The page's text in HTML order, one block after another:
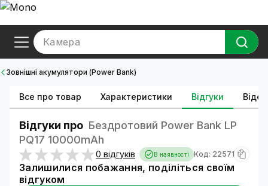
Камера
Зовнішні акумулятори (Power Bank)
Все про товар Характеристики Відгуки Відео
Відгуки про Бездротовий Power Bank LP
PQ17 10000mAh
0 відгуків В наявності Код: 22571
Залишилися побажання, поділіться своїм
відгуком